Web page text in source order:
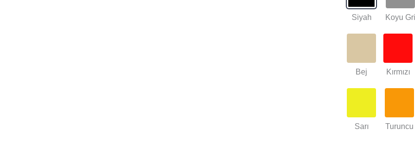
Siyah Koyu Gri
Bej Kırmızı
Sarı Turuncu